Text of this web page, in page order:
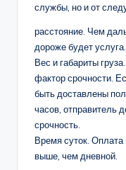
службы, но и от
расстояние. Чем
дороже будет услуга.
Вес и габариты груза.
фактор срочности.
быть доставлены
часов, отправитель
срочность.
Время суток.
выше, чем дневной.